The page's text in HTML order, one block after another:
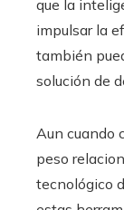
que la
impulsar la
también
solución de
Aun cuando
peso
tecnológico